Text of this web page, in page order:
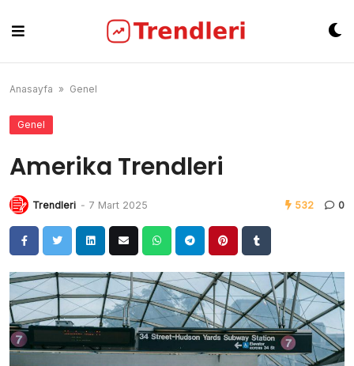
content
Anasayfa » Genel
Genel
Amerika Trendleri
Trendleri - 7 Mart 2025 532 0